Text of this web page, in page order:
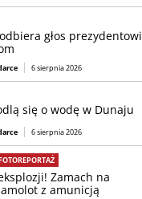
głos prezydentowi
6 sierpnia 2026
się o wodę w Dunaju
6 sierpnia 2026
Zamach na
z amunicją